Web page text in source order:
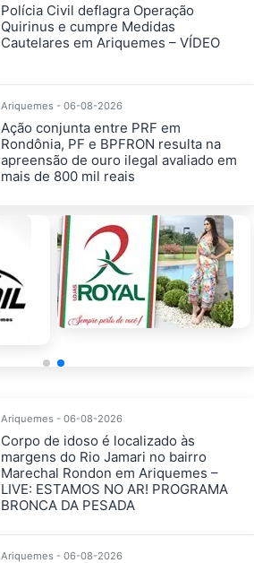
Polícia Civil deflagra Operação
Quirinus e cumpre Medidas
Cautelares em Ariquemes – VÍDEO
Ariquemes - 06-08-2026
Ação conjunta entre PRF em
Rondônia, PF e BPFRON resulta na
apreensão de ouro ilegal avaliado em
mais de 800 mil reais
Ariquemes - 06-08-2026
Corpo de idoso é localizado às
margens do Rio Jamari no bairro
Marechal Rondon em Ariquemes –
LIVE: ESTAMOS NO AR! PROGRAMA
BRONCA DA PESADA
Ariquemes - 06-08-2026